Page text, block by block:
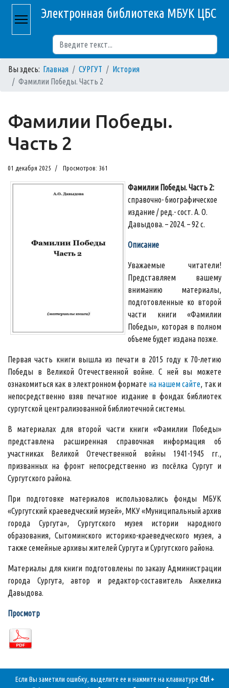
Электронная библиотека МБУК ЦБС
Вы здесь: Главная СУРГУТ
История
Фамилии Победы. Часть 2
Фамилии Победы.
Часть 2
01 декабря 2025 Просмотров: 361
Фамилии Победы. Часть 2:
справочно- биографическое
издание / ред.- сост. А. О.
Давыдова. – 2024. – 92 с.
Описание
Уважаемые читатели!
Представляем вашему
вниманию материалы,
подготовленные ко второй
части книги «Фамилии
Победы», которая в полном
объеме будет издана позже.
Первая часть книги вышла из печати в 2015 году к 70-летию
Победы в Великой Отечественной войне. С ней вы можете
ознакомиться как в электронном формате на нашем сайте, так и
непосредственно взяв печатное издание в фондах библиотек
сургутской централизованной библиотечной системы.
В материалах для второй части книги «Фамилии Победы»
представлена расширенная справочная информация об
участниках Великой Отечественной войны 1941-1945 гг.,
призванных на фронт непосредственно из посёлка Сургут и
Сургутского района.
При подготовке материалов использовались фонды МБУК
«Сургутский краеведческий музей», МКУ «Муниципальный архив
города Сургута», Сургутского музея истории народного
образования, Сытоминского историко-краеведческого музея, а
также семейные архивы жителей Сургута и Сургутского района.
Материалы для книги подготовлены по заказу Администрации
города Сургута, автор и редактор-составитель Анжелика
Давыдова.
Просмотр
Если Вы заметили ошибку, выделите ее и нажмите на клавиатуре Ctrl +